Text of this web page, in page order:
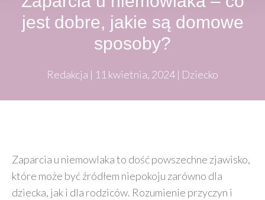
jest dobre, jakie są domowe
sposoby?
Redakcja | 11 kwietnia, 2024 | Dziecko
Zaparcia u niemowlaka to dość powszechne zjawisko,
które może być źródłem niepokoju zarówno dla
dziecka, jak i dla rodziców. Rozumienie przyczyn i